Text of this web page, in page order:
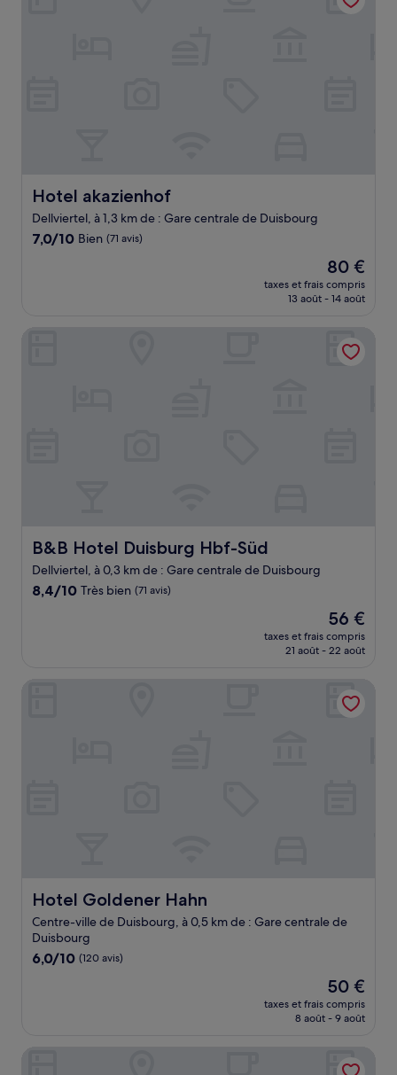
Hotel akazienhof
Hotel akazienhof
Dellviertel, à 1,3 km de : Gare centrale de Duisbourg
7.0
7,0/10 Bien (71 avis)
Le
nouveau
prix
de
80 €
80 €
taxes et frais compris
13 août - 14 août
B&B Hotel Duisburg Hbf-Süd
B&B Hotel Duisburg Hbf-Süd
Dellviertel, à 0,3 km de : Gare centrale de Duisbourg
8.4
8,4/10 Très bien (71 avis)
Le
nouveau
prix
de
56 €
56 €
taxes et frais compris
21 août - 22 août
Hotel Goldener Hahn
Hotel Goldener Hahn
Centre-ville de Duisbourg, à 0,5 km de : Gare centrale de
Duisbourg
6.0
6,0/10 (120 avis)
Le
nouveau
prix
de
50 €
50 €
taxes et frais compris
8 août - 9 août